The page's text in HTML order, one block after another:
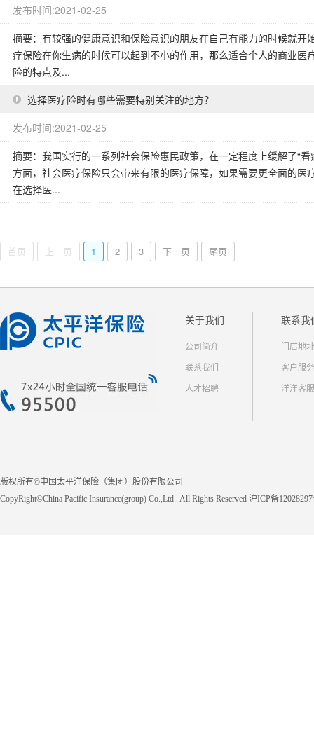
发布时间:2021-02-25
摘要：有较强的健康意识和保险意识的朋友在自己有能力的时候就
疗保险在你生病的时候可以起到不小的作用，那么适合个人的商业
险的特点及...
选择医疗险时有哪些需要特别关注的地方？
发布时间:2021-02-25
摘要：我国实行的一系列社会保险惠民政策，在一定程度上缓解了“
方面，社会医疗保险只会带来有限的医疗保障，如果需要更全面的
在选择医...
首页 上一页 1 2 3 下一页 尾页
关于我们
公司简介
联系我们
人才招聘
联系我
门店地址
客户服务
洋洋客服
版权所有©中国太平洋保险（集团）股份有限公司
CopyRight©China Pacific Insurance(group) Co.,Ltd.. All Rights Reserved 沪ICP备